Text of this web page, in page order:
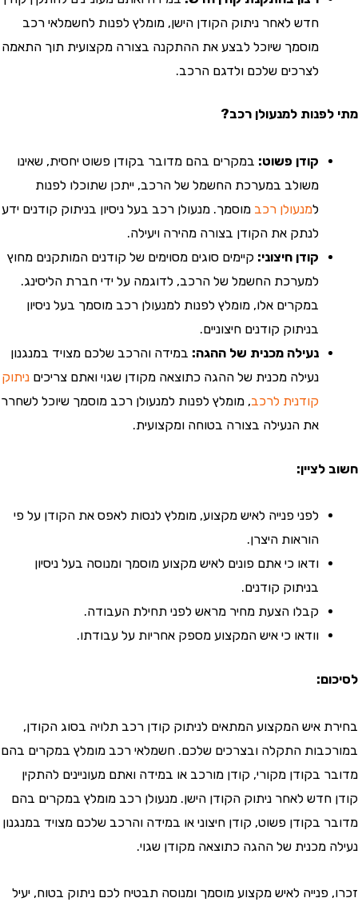
חדש לאחר ניתוק הקודן הישן, מומלץ לפנות לחשמלאי רכב
מוסמך שיוכל לבצע את ההתקנה בצורה מקצועית תוך התאמה
לצרכים שלכם ולדגם הרכב.
למנעולן רכב?
קודן פשוט:במקרים בהם מדובר בקודן פשוט יחסית, שאינו
משולב במערכת החשמל של הרכב, ייתכן שתוכלו לפנות
מנעולן רכבמוסמך. מנעולן רכב בעל ניסיון בניתוק קודנים ידע
לנתק את הקודן בצורה מהירה ויעילה.
קודן חיצוני:קיימים סוגים מסוימים של קודנים המותקנים מחוץ
למערכת החשמל של הרכב, לדוגמה על ידי חברת הליסינג.
במקרים אלו, מומלץ לפנות למנעולן רכב מוסמך בעל ניסיון
בניתוק קודנים חיצוניים.
נעילה מכנית של ההגה:במידה והרכב שלכם מצויד במנגנון
נעילה מכנית של ההגה כתוצאה מקודן שגוי ואתם צריכיםניתוק
קודנית לרכב, מומלץ לפנות למנעולן רכב מוסמך שיוכל לשחרר
את הנעילה בצורה בטוחה ומקצועית.
לפני פנייה לאיש מקצוע, מומלץ לנסות לאפס את הקודן על פי
הוראות היצרן.
ודאו כי אתם פונים לאיש מקצוע מוסמך ומנוסה בעל ניסיון
בניתוק קודנים.
קבלו הצעת מחיר מראש לפני תחילת העבודה.
וודאו כי איש המקצוע מספק אחריות על עבודתו.
איש המקצוע המתאים לניתוק קודן רכב תלויה בסוג הקודן,
התקלה ובצרכים שלכם. חשמלאי רכב מומלץ במקרים בהם
בקודן מקורי, קודן מורכב או במידה ואתם מעוניינים להתקין
לאחר ניתוק הקודן הישן. מנעולן רכב מומלץ במקרים בהם
בקודן פשוט, קודן חיצוני או במידה והרכב שלכם מצויד במנגנון
מכנית של ההגה כתוצאה מקודן שגוי.
לאיש מקצוע מוסמך ומנוסה תבטיח לכם ניתוק בטוח, יעיל